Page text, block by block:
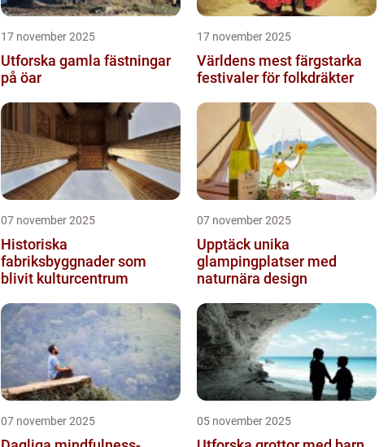
17 november 2025
Utforska gamla fästningar
på öar
17 november 2025
Världens mest färgstarka
festivaler för folkdräkter
07 november 2025
Historiska
fabriksbyggnader som
blivit kulturcentrum
07 november 2025
Upptäck unika
glampingplatser med
naturnära design
07 november 2025 05 november 2025